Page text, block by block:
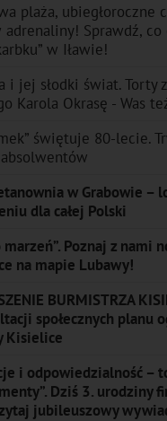
plaża, ubiegłoroczne
adrenaliny! Sprawdź, co
w Iławie!
i jej słodki świat. Torty
Karola Okrasę - Was
świętuje 80-lecie.
w Grabowie –
dla całej Polski
marzeń”. Poznaj z nami
na mapie Lubawy!
BURMISTRZA
społecznych planu
Kisielice
i odpowiedzialność –
Dziś 3. urodziny
jubileuszowy